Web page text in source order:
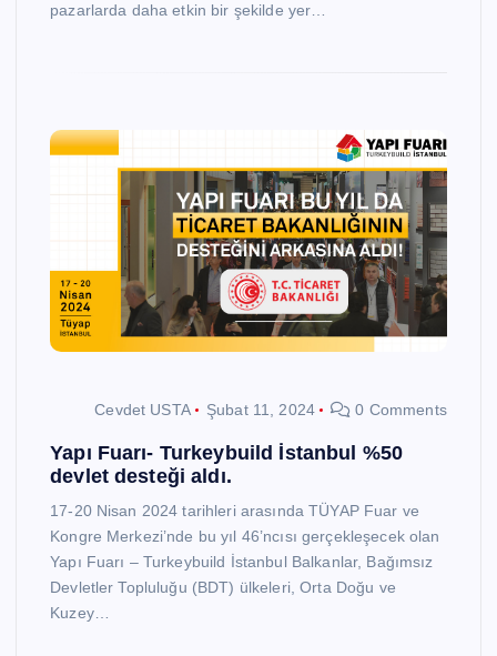
pazarlarda daha etkin bir şekilde yer…
Cevdet USTA Şubat 11, 2024 0 Comments
Yapı Fuarı- Turkeybuild İstanbul %50
devlet desteği aldı.
17-20 Nisan 2024 tarihleri arasında TÜYAP Fuar ve
Kongre Merkezi’nde bu yıl 46’ncısı gerçekleşecek olan
Yapı Fuarı – Turkeybuild İstanbul Balkanlar, Bağımsız
Devletler Topluluğu (BDT) ülkeleri, Orta Doğu ve
Kuzey…